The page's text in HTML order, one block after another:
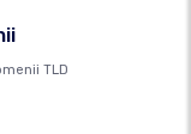
TLD